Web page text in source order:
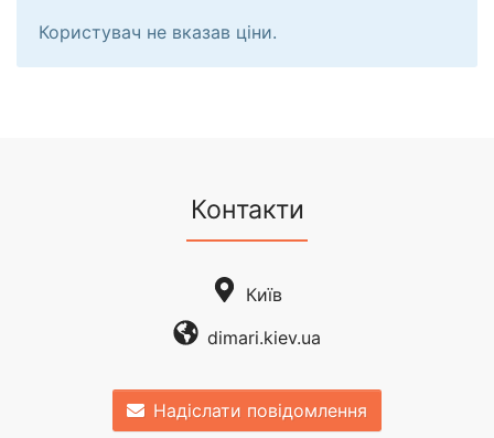
Користувач не вказав ціни.
Контакти
Київ
dimari.kiev.ua
Надіслати повідомлення